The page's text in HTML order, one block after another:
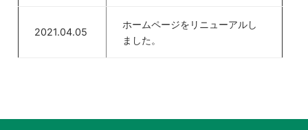
2021.04.05
ホームページをリニューアルし
ました。